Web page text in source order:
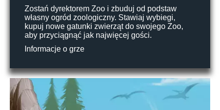
Zostań dyrektorem Zoo i zbuduj od podstaw
własny ogród zoologiczny. Stawiaj wybiegi,
kupuj nowe gatunki zwierząt do swojego Zoo,
aby przyciągnąć jak najwięcej gości.
Informacje o grze